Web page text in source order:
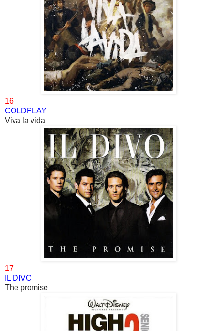
16
COLDPLAY
Viva la vida
17
IL DIVO
The promise